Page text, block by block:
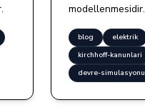
modellenmesidir.
blog elektrik
kirchhoff-kanunlari
devre-simulasyonu